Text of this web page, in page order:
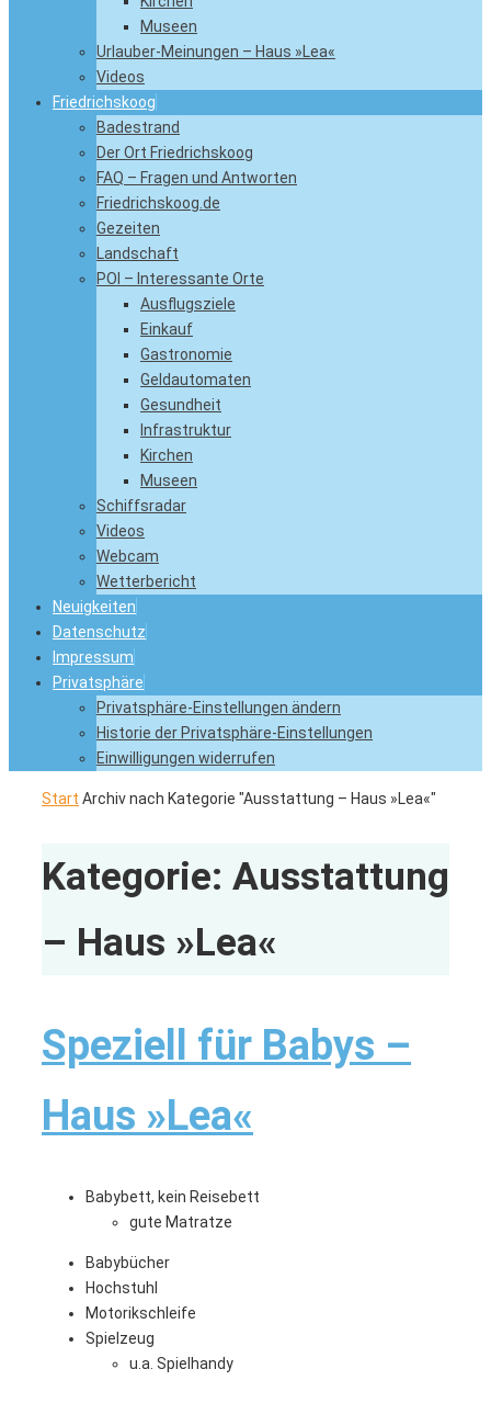
Museen
Urlauber-Meinungen – Haus »Lea«
Videos
Friedrichskoog
Badestrand
Der Ort Friedrichskoog
FAQ – Fragen und Antworten
Friedrichskoog.de
Gezeiten
Landschaft
POI – Interessante Orte
Ausflugsziele
Einkauf
Gastronomie
Geldautomaten
Gesundheit
Infrastruktur
Kirchen
Museen
Schiffsradar
Videos
Webcam
Wetterbericht
Neuigkeiten
Datenschutz
Impressum
Privatsphäre
Privatsphäre-Einstellungen ändern
Historie der Privatsphäre-Einstellungen
Einwilligungen widerrufen
Start Archiv nach Kategorie "Ausstattung – Haus »Lea«"
Kategorie: Ausstattung
– Haus »Lea«
Speziell für Babys –
Haus »Lea«
Babybett, kein Reisebett
gute Matratze
Babybücher
Hochstuhl
Motorikschleife
Spielzeug
u.a. Spielhandy